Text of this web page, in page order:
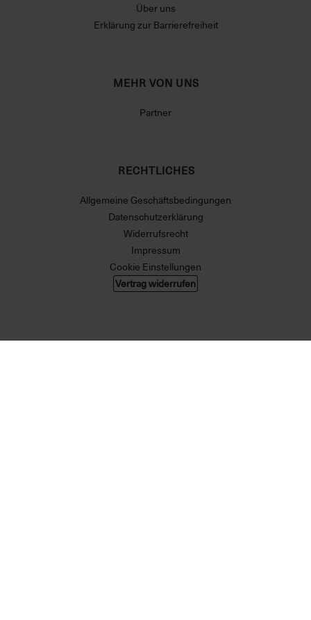
Über uns
Erklärung zur Barrierefreiheit
MEHR VON UNS
Partner
RECHTLICHES
Allgemeine Geschäftsbedingungen
Datenschutzerklärung
Widerrufsrecht
Impressum
Cookie Einstellungen
Vertrag widerrufen